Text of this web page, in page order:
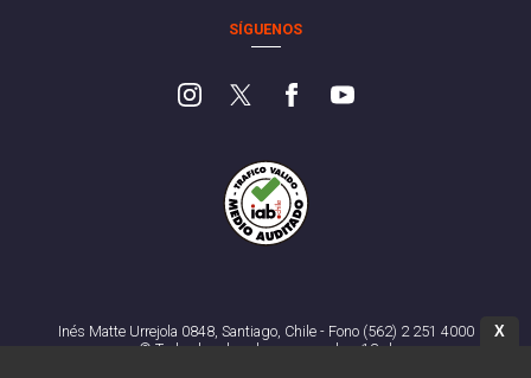
SÍGUENOS
Inés Matte Urrejola 0848, Santiago, Chile - Fono (562) 2 251 4000
© Todos los derechos reservados. 13.cl
X